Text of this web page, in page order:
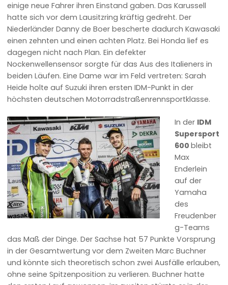
einige neue Fahrer ihren Einstand gaben. Das Karussell
hatte sich vor dem Lausitzring kräftig gedreht. Der
Niederländer Danny de Boer bescherte dadurch Kawasaki
einen zehnten und einen achten Platz. Bei Honda lief es
dagegen nicht nach Plan. Ein defekter
Nockenwellensensor sorgte für das Aus des Italieners in
beiden Läufen. Eine Dame war im Feld vertreten: Sarah
Heide holte auf Suzuki ihren ersten IDM-Punkt in der
höchsten deutschen Motorradstraßenrennsportklasse.
In der IDM
Supersport
600bleibt
Max
Enderlein
auf der
Yamaha
des
Freudenber
g-Teams
das Maß der Dinge. Der Sachse hat 57 Punkte Vorsprung
in der Gesamtwertung vor dem Zweiten Marc Buchner
und könnte sich theoretisch schon zwei Ausfälle erlauben,
ohne seine Spitzenposition zu verlieren. Buchner hatte